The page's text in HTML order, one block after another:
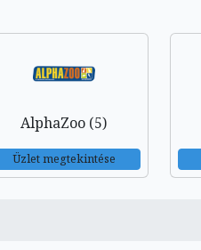
AlphaZoo (5)
Üzlet megtekintése